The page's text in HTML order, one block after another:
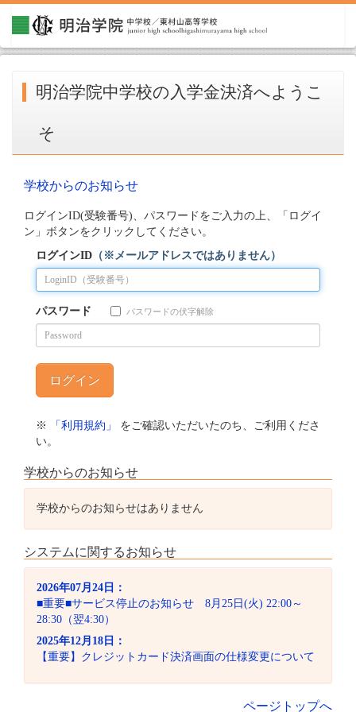
明治学院中学校の入学金決済へようこ
そ
学校からのお知らせ
ログインID(受験番号)、パスワードをご入力の上、「ログイ
ン」ボタンをクリックしてください。
ログインID （※メールアドレスではありません）
パスワード パスワードの伏字解除
※ 「利用規約」
をご確認いただいたのち、ご利用くださ
い。
学校からのお知らせ
学校からのお知らせはありません
システムに関するお知らせ
2026年07月24日：
■重要■サービス停止のお知らせ 8月25日(火) 22:00～
28:30（翌4:30）
2025年12月18日：
【重要】クレジットカード決済画面の仕様変更について
ページトップへ